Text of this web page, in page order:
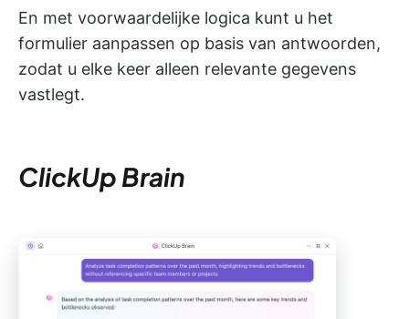
En met voorwaardelijke logica kunt u het
formulier aanpassen op basis van antwoorden,
zodat u elke keer alleen relevante gegevens
vastlegt.
ClickUp Brain